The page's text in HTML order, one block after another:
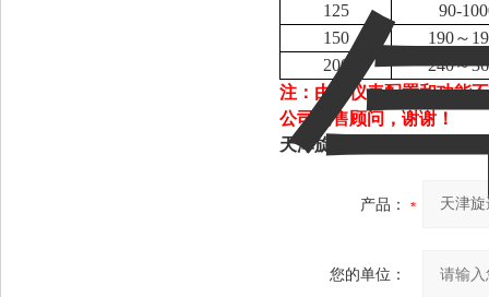
125
90-
150
190～
200
240～
注：由于仪表配置和功能
公司销售顾问，谢谢！
天津旋进漩涡气体流量计
产品：
您的单位：